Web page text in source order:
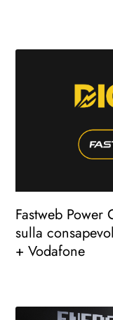
Fastweb
sulla
+ Vodafone